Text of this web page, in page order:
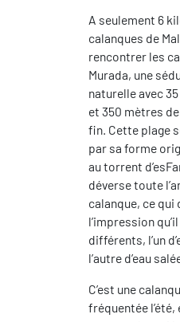
A seulement 6
calanques de
rencontrer les
Murada, une
naturelle avec
et 350 mètres
fin. Cette plage
par sa forme
au torrent
déverse toute
calanque, ce qui
l’impression
différents, l’un
l’autre d’eau
C’est une
fréquentée